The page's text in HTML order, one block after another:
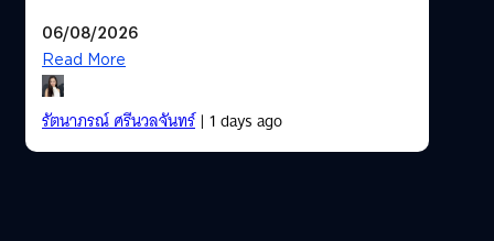
06/08/2026
Read More
รัตนาภรณ์ ศรีนวลจันทร์| 1 days ago